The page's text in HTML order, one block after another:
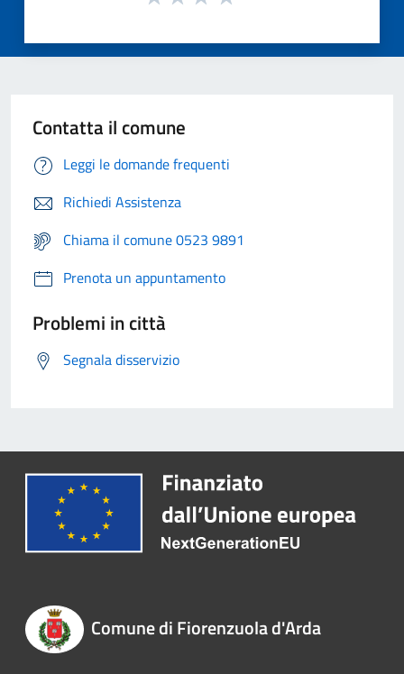
Contatta il comune
Leggi le domande frequenti
Richiedi Assistenza
Chiama il comune 0523 9891
Prenota un appuntamento
Problemi in città
Segnala disservizio
Comune di Fiorenzuola d'Arda